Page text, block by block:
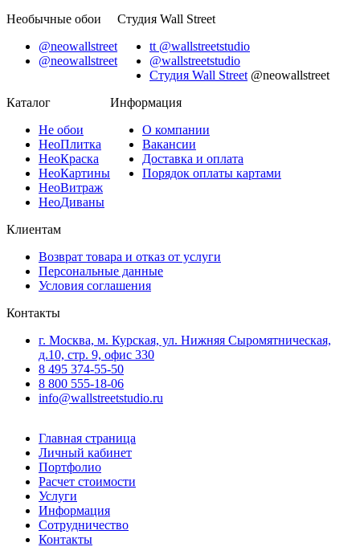
Необычные обои
@neowallstreet
@neowallstreet
Студия Wall Street
tt @wallstreetstudio
@wallstreetstudio
Студия Wall Street @neowallstreet
Каталог
Не обои
НеоПлитка
НеоКраска
НеоКартины
НеоВитраж
НеоДиваны
Информация
О компании
Вакансии
Доставка и оплата
Порядок оплаты картами
Клиентам
Возврат товара и отказ от услуги
Персональные данные
Условия соглашения
Контакты
г. Москва, м. Курская, ул. Нижняя Сыромятническая,
д.10, стр. 9, офис 330
8 495 374-55-50
8 800 555-18-06
info@wallstreetstudio.ru
Главная страница
Личный кабинет
Портфолио
Расчет стоимости
Услуги
Информация
Сотрудничество
Контакты